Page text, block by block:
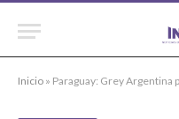
Inicio » Paraguay: Grey Argentina presenta el